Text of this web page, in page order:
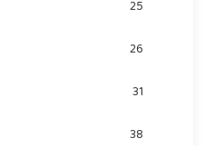
25
26
31
38